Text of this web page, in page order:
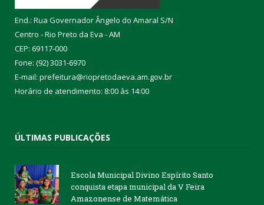
End.: Rua Governador Ângelo do Amaral S/N
Centro - Rio Preto da Eva - AM
CEP: 69117-000
Fone: (92) 3031-6970
E-mail: prefeitura@riopretodaeva.am.gov.br
Horário de atendimento: 8:00 às 14:00
ÚLTIMAS PUBLICAÇÕES
Escola Municipal Divino Espírito Santo
conquista etapa municipal da V Feira
Amazonense de Matemática